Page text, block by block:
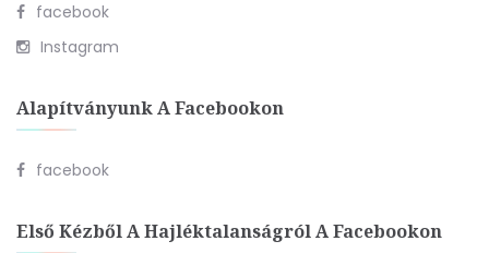
facebook
Instagram
Alapítványunk A Facebookon
facebook
Első Kézből A Hajléktalanságról A Facebookon